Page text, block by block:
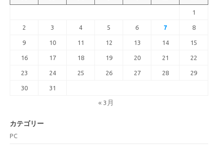
1
2 3 4 5 6 7 8
9 10 11 12 13 14 15
16 17 18 19 20 21 22
23 24 25 26 27 28 29
30 31
« 3月
カテゴリー
PC